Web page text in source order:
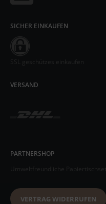
SICHER EINKAUFEN
SSL geschützes einkaufen
VERSAND
PARTNERSHOP
Umweltfreundliche Papiertischsets
VERTRAG WIDERRUFEN